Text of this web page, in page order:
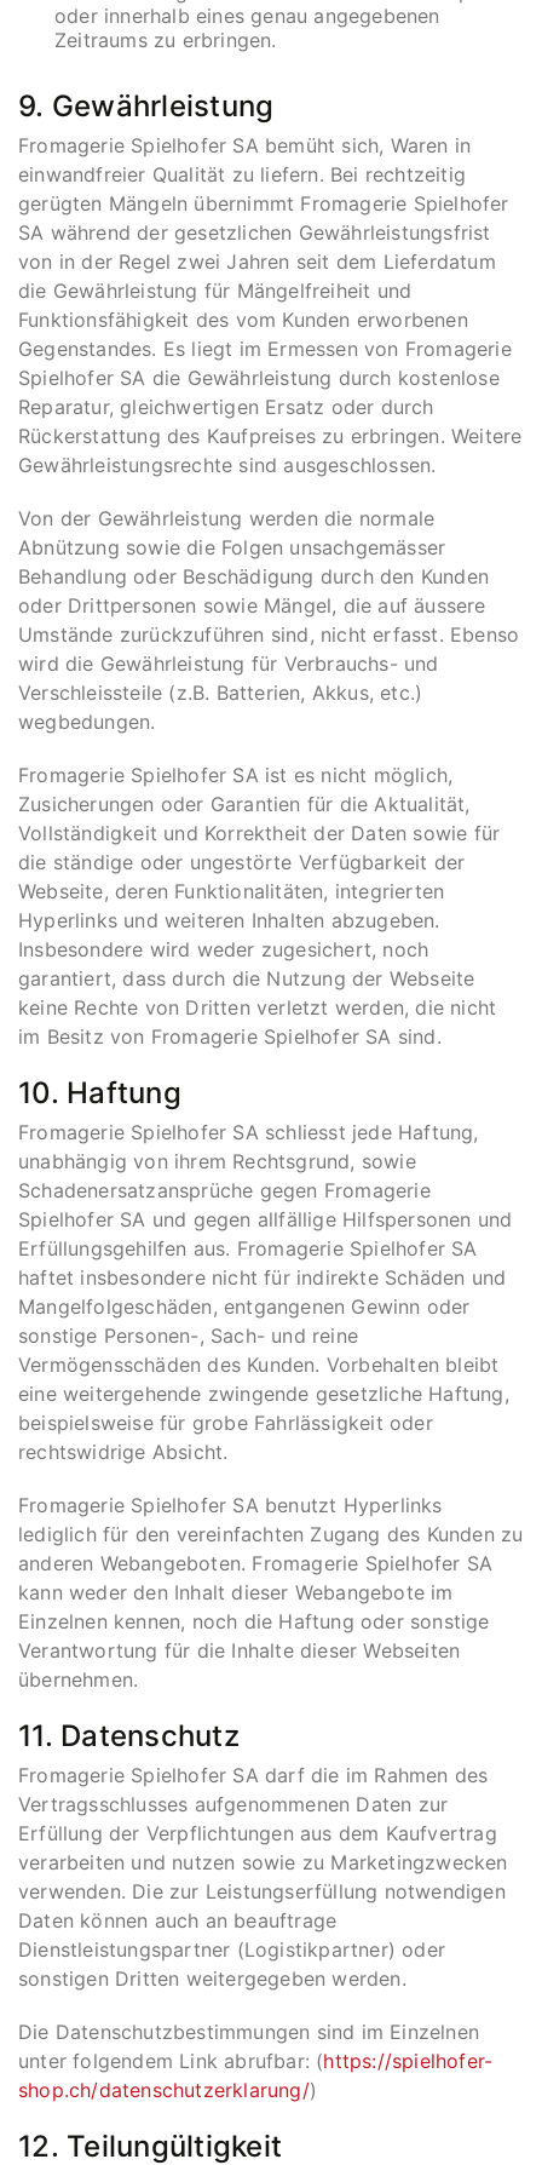
oder innerhalb eines genau angegebenen
Zeitraums zu erbringen.
9. Gewährleistung
Fromagerie Spielhofer SA bemüht sich, Waren in
einwandfreier Qualität zu liefern. Bei rechtzeitig
gerügten Mängeln übernimmt Fromagerie Spielhofer
SA während der gesetzlichen Gewährleistungsfrist
von in der Regel zwei Jahren seit dem Lieferdatum
die Gewährleistung für Mängelfreiheit und
Funktionsfähigkeit des vom Kunden erworbenen
Gegenstandes. Es liegt im Ermessen von Fromagerie
Spielhofer SA die Gewährleistung durch kostenlose
Reparatur, gleichwertigen Ersatz oder durch
Rückerstattung des Kaufpreises zu erbringen. Weitere
Gewährleistungsrechte sind ausgeschlossen.
Von der Gewährleistung werden die normale
Abnützung sowie die Folgen unsachgemässer
Behandlung oder Beschädigung durch den Kunden
oder Drittpersonen sowie Mängel, die auf äussere
Umstände zurückzuführen sind, nicht erfasst. Ebenso
wird die Gewährleistung für Verbrauchs- und
Verschleissteile (z.B. Batterien, Akkus, etc.)
wegbedungen.
Fromagerie Spielhofer SA ist es nicht möglich,
Zusicherungen oder Garantien für die Aktualität,
Vollständigkeit und Korrektheit der Daten sowie für
die ständige oder ungestörte Verfügbarkeit der
Webseite, deren Funktionalitäten, integrierten
Hyperlinks und weiteren Inhalten abzugeben.
Insbesondere wird weder zugesichert, noch
garantiert, dass durch die Nutzung der Webseite
keine Rechte von Dritten verletzt werden, die nicht
im Besitz von Fromagerie Spielhofer SA sind.
10. Haftung
Fromagerie Spielhofer SA schliesst jede Haftung,
unabhängig von ihrem Rechtsgrund, sowie
Schadenersatzansprüche gegen Fromagerie
Spielhofer SA und gegen allfällige Hilfspersonen und
Erfüllungsgehilfen aus. Fromagerie Spielhofer SA
haftet insbesondere nicht für indirekte Schäden und
Mangelfolgeschäden, entgangenen Gewinn oder
sonstige Personen-, Sach- und reine
Vermögensschäden des Kunden. Vorbehalten bleibt
eine weitergehende zwingende gesetzliche Haftung,
beispielsweise für grobe Fahrlässigkeit oder
rechtswidrige Absicht.
Fromagerie Spielhofer SA benutzt Hyperlinks
lediglich für den vereinfachten Zugang des Kunden zu
anderen Webangeboten. Fromagerie Spielhofer SA
kann weder den Inhalt dieser Webangebote im
Einzelnen kennen, noch die Haftung oder sonstige
Verantwortung für die Inhalte dieser Webseiten
übernehmen.
11. Datenschutz
Fromagerie Spielhofer SA darf die im Rahmen des
Vertragsschlusses aufgenommenen Daten zur
Erfüllung der Verpflichtungen aus dem Kaufvertrag
verarbeiten und nutzen sowie zu Marketingzwecken
verwenden. Die zur Leistungserfüllung notwendigen
Daten können auch an beauftrage
Dienstleistungspartner (Logistikpartner) oder
sonstigen Dritten weitergegeben werden.
Die Datenschutzbestimmungen sind im Einzelnen
unter folgendem Link abrufbar: (https://spielhofer-
shop.ch/datenschutzerklarung/)
12. Teilungültigkeit